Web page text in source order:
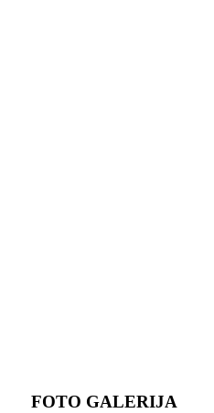
FOTO GALERIJA